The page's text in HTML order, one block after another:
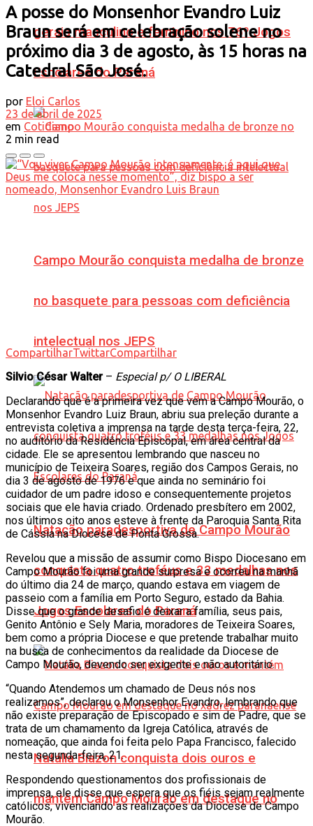
gerais masculino e feminino nos 76º Jogos
Escolares do Paraná
Campo Mourão conquista medalha de bronze
no basquete para pessoas com deficiência
intelectual nos JEPS
Natação paradesportiva de Campo Mourão
conquista quatro troféus e 33 medalhas nos
Jogos Escolares do Paraná
Natália Biazon conquista dois ouros e
mantém Campo Mourão em destaque no
A posse do Monsenhor Evandro Luiz
Braun será em celebração solene no
próximo dia 3 de agosto, às 15 horas na
Catedral São José.
por Eloi Carlos
23 de abril de 2025
em Cotidiano
2 min read
CompartilharTwittarCompartilhar
Silvio César Walter– Especial p/ O LIBERAL
Declarando que é a primeira vez que vem a Campo Mourão, o
Monsenhor Evandro Luiz Braun, abriu sua preleção durante a
entrevista coletiva a imprensa na tarde desta terça-feira, 22,
no auditório da Residência Episcopal, em área central da
cidade. Ele se apresentou lembrando que nasceu no
município de Teixeira Soares, região dos Campos Gerais, no
dia 3 de agosto de 1976 e que ainda no seminário foi
cuidador de um padre idoso e consequentemente projetos
sociais que ele havia criado. Ordenado presbítero em 2002,
nos últimos oito anos esteve à frente da Paroquia Santa Rita
de Cássia na Diocese de Ponta Grossa.
Revelou que a missão de assumir como Bispo Diocesano em
Campo Mourão foi uma grande surpresa e ocorreu na manhã
do último dia 24 de março, quando estava em viagem de
passeio com a família em Porto Seguro, estado da Bahia.
Disse que o grande desafio é deixar a família, seus pais,
Genito Antônio e Sely Maria, moradores de Teixeira Soares,
bem como a própria Diocese e que pretende trabalhar muito
na busca de conhecimentos da realidade da Diocese de
Campo Mourão, devendo ser exigente e não autoritário.
“Quando Atendemos um chamado de Deus nós nos
realizamos”, declarou o Monsenhor Evandro, lembrando que
não existe preparação de Episcopado e sim de Padre, que se
trata de um chamamento da Igreja Católica, através de
nomeação, que ainda foi feita pelo Papa Francisco, falecido
nesta segunda-feira, 21.
Respondendo questionamentos dos profissionais de
imprensa, ele disse que espera que os fiéis sejam realmente
católicos, vivenciando as realizações da Diocese de Campo
Mourão.